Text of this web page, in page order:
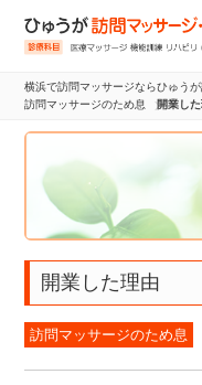
横浜で訪問マッサージならひゅう
訪問マッサージのため息
開業し
開業した理由
訪問マッサージのため息